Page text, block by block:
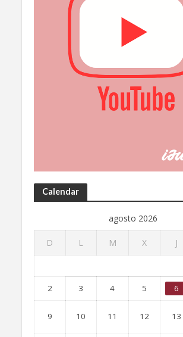
Calendar
agosto 2026
D L M X J
2 3 4 5 6
9 10 11 12 13